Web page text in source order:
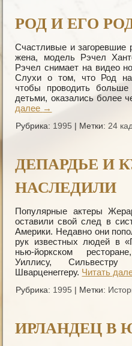
РОД И ЕГО
Счастливые и загоревшие
жена, модель Рэчел
Рэчел снимает на видео
Слухи о том, что Род
чтобы проводить
детьми, оказались более
далее →
Рубрика: 1995 | Метки: 24
ДЕПАРДЬЕ И
НАСЛЕДИЛИ
Популярные актеры
оставили свой след в
Америки. Недавно они
рук известных людей в
нью-йоркском
Уиллису,
Шварценеггеру. Читать
Рубрика: 1995 | Метки:
ИРЛАНДЕЦ В